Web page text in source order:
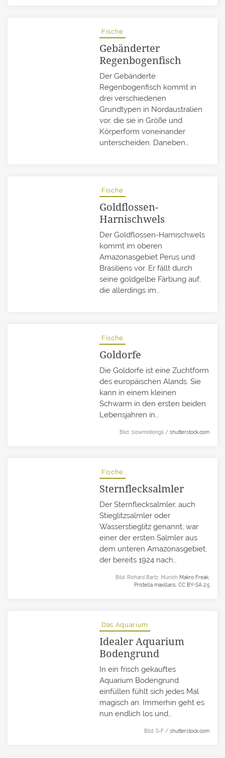
Fische
Gebänderter
Regenbogenfisch
Der Gebänderte
Regenbogenfisch kommt in
drei verschiedenen
Grundtypen in Nordaustralien
vor, die sie in Größe und
Körperform voneinander
unterscheiden. Daneben…
Fische
Goldflossen-
Harnischwels
Der Goldflossen-Harnischwels
kommt im oberen
Amazonasgebiet Perus und
Brasiliens vor. Er fällt durch
seine goldgelbe Färbung auf,
die allerdings im…
Fische
Goldorfe
Die Goldorfe ist eine Zuchtform
des europäischen Alands. Sie
kann in einem kleinen
Schwarm in den ersten beiden
Lebensjahren in…
Bild: slowmotiongli / shutterstock.com
Fische
Sternflecksalmler
Der Sternflecksalmler, auch
Stieglitzsalmler oder
Wasserstieglitz genannt, war
einer der ersten Salmler aus
dem unteren Amazonasgebiet,
der bereits 1924 nach…
Bild: Richard Bartz, Munich Makro Freak,
Pristella maxillaris, CC BY-SA 2.5
Das Aquarium
Idealer Aquarium
Bodengrund
In ein frisch gekauftes
Aquarium Bodengrund
einfüllen fühlt sich jedes Mal
magisch an. Immerhin geht es
nun endlich los und…
Bild: S-F / shutterstock.com